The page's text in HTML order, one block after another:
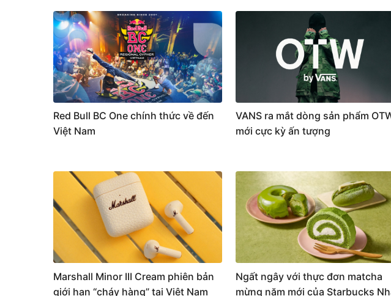
Red Bull BC One chính thức về đến
Việt Nam
VANS ra mắt dòng sản phẩm
mới cực kỳ ấn tượng
Marshall Minor III Cream phiên bản
giới hạn “cháy hàng” tại Việt Nam
Ngất ngây với thực đơn matcha
mừng năm mới của Starbucks